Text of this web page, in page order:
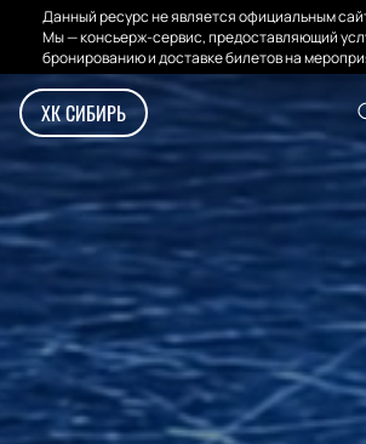
Данный ресурс не является официальным
Мы — консьерж-сервис, предоставляющий
бронированию и доставке билетов на
ХК СИБИРЬ